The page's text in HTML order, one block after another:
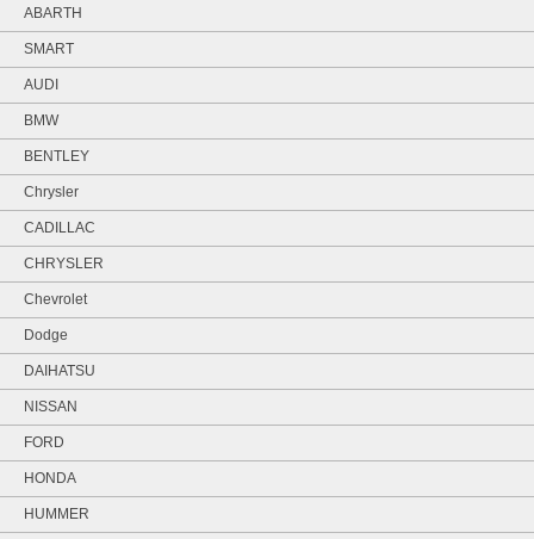
ABARTH
SMART
AUDI
BMW
BENTLEY
Chrysler
CADILLAC
CHRYSLER
Chevrolet
Dodge
DAIHATSU
NISSAN
FORD
HONDA
HUMMER